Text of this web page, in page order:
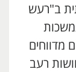
ב"רעש
מדווחים
רעב